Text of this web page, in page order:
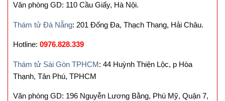
Văn phòng GD: 110 Cầu Giấy, Hà Nội.
Thám tử Đà Nẵng: 201 Đống Đa, Thạch Thang, Hải Châu.
Hotline: 0976.828.339
Thám tử Sài Gòn TPHCM: 44 Huỳnh Thiện Lộc, p Hòa
Thạnh, Tân Phú, TPHCM
Văn phòng GD: 196 Nguyễn Lương Bằng, Phú Mỹ, Quận 7,